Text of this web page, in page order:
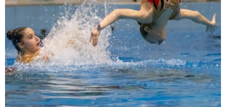
Tiziano Pesce a Radio InBlu2000 traccia il bilancio della stagione